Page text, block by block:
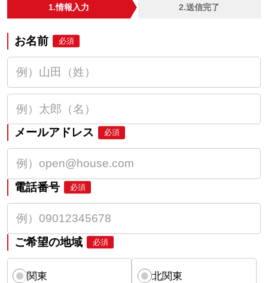
1.情報入力 2.送信完了
お名前 必須
メールアドレス 必須
電話番号 必須
ご希望の地域 必須
関東 北関東